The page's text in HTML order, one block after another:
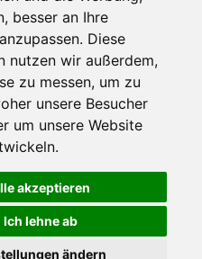
besser an Ihre
Diese
nutzen wir außerdem,
zu messen, um zu
unsere Besucher
um unsere Website
akzeptieren
Ich lehne ab
ändern
auf Ihrem Computer zu speichern.
funktioniert, andere helfen uns dabei, das
dieser Seite erklären Sie sich damit
Gewerbetreibende
Investoren
Medien
Facebook
Twitter
YouTube
Google+